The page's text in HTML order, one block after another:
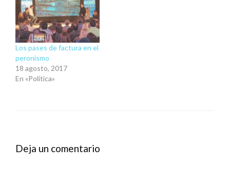
Los pases de factura en el
peronismo
18 agosto, 2017
En «Política»
Deja un comentario